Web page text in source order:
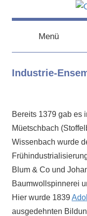
Inhalt chronik-
baeretswil.ch
Menü
Industrie-
Bereits 1379 gab es
Müetschbach
Wissenbach wurde
Blum & Co und
Baumwollspinnerei
Hier wurde 1839
ausgedehnten